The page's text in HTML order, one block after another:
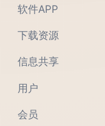
软件APP
下载资源
信息共享
用户
会员